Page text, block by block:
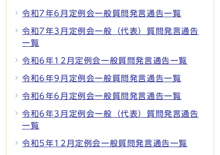
令和7年6月定例会一般質問発言通告一覧
令和7年3月定例会一般（代表）質問発言通告
一覧
令和6年12月定例会一般質問発言通告一覧
令和6年9月定例会一般質問発言通告一覧
令和6年6月定例会一般質問発言通告一覧
令和6年3月定例会一般（代表）質問発言通告
一覧
令和5年12月定例会一般質問発言通告一覧